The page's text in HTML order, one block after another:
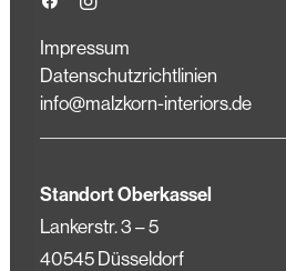
Impressum
Datenschutzrichtlinien
info@malzkorn-interiors.de
Standort Oberkassel
Lankerstr. 3 – 5
40545 Düsseldorf